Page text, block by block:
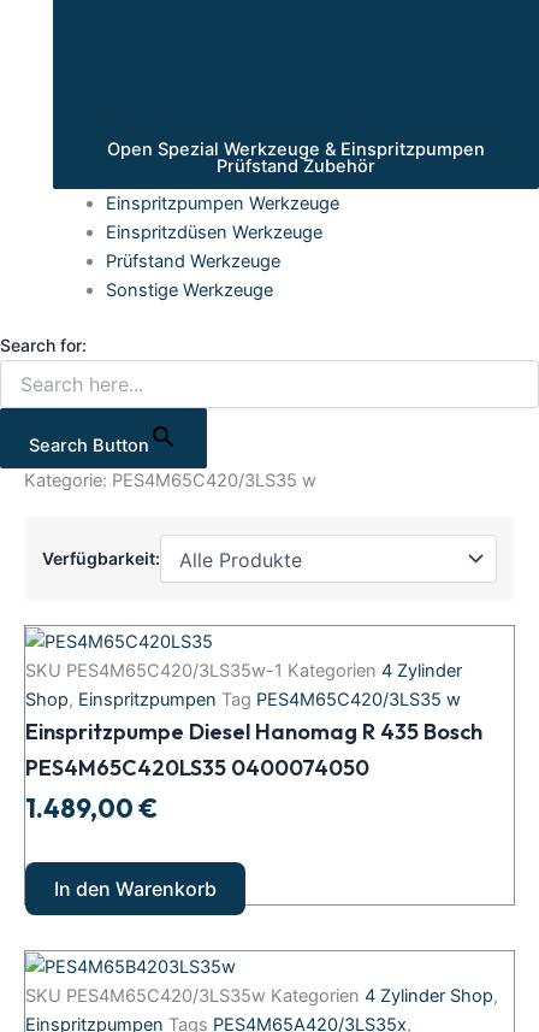
Open Spezial Werkzeuge & Einspritzpumpen
Prüfstand Zubehör
Einspritzpumpen Werkzeuge
Einspritzdüsen Werkzeuge
Prüfstand Werkzeuge
Sonstige Werkzeuge
Search for:
Search Button
Kategorie: PES4M65C420/3LS35 w
Verfügbarkeit:
SKU PES4M65C420/3LS35w-1 Kategorien 4 Zylinder
Shop, Einspritzpumpen Tag PES4M65C420/3LS35 w
Einspritzpumpe Diesel Hanomag R 435 Bosch
PES4M65C420LS35 0400074050
1.489,00€
Einspritzpumpe
Diesel
Hanomag R
435
Bosch
PES4M65C420LS35
0400074050
Menge
In den Warenkorb
SKU PES4M65C420/3LS35w Kategorien 4 Zylinder Shop,
Einspritzpumpen Tags PES4M65A420/3LS35x,
Einspritzpumpe
Diesel
MC